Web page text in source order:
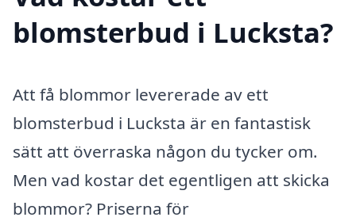
blomsterbud i Lucksta?
Att få blommor levererade av ett
blomsterbud i Lucksta är en fantastisk
sätt att överraska någon du tycker om.
Men vad kostar det egentligen att skicka
blommor? Priserna för